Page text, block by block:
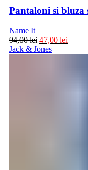
Pantaloni si bluza
Name It
94,00lei 47,00 lei
Jack & Jones